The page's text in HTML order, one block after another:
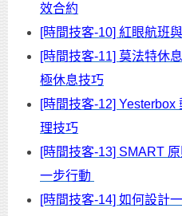
效合約
[時間技客-10] 紅眼航班
[時間技客-11] 莫法特休
極休息技巧
[時間技客-12]
理技巧
[時間技客-13] SMART
一步行動
[時間技客-14] 如何設計